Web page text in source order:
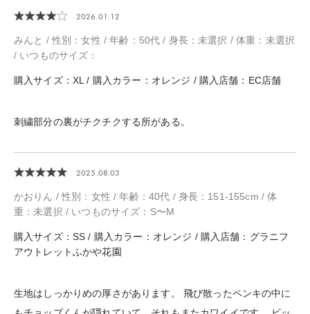
2026.01.12
みんと / 性別：女性 / 年齢：50代 / 身長：未選択 / 体重：未選択
/ いつものサイズ：
購入サイズ：XL / 購入カラー：オレンジ / 購入店舗：EC店舗
刺繍部分の裏がチクチクする所がある。
2025.08.03
かおりん / 性別：女性 / 年齢：40代 / 身長：151-155cm / 体
重：未選択 / いつものサイズ：S〜M
購入サイズ：SS / 購入カラー：オレンジ / 購入店舗：グラニフ
アウトレットふかや花園
生地はしっかりめの厚さがあります。 飛び散ったペンキの中に